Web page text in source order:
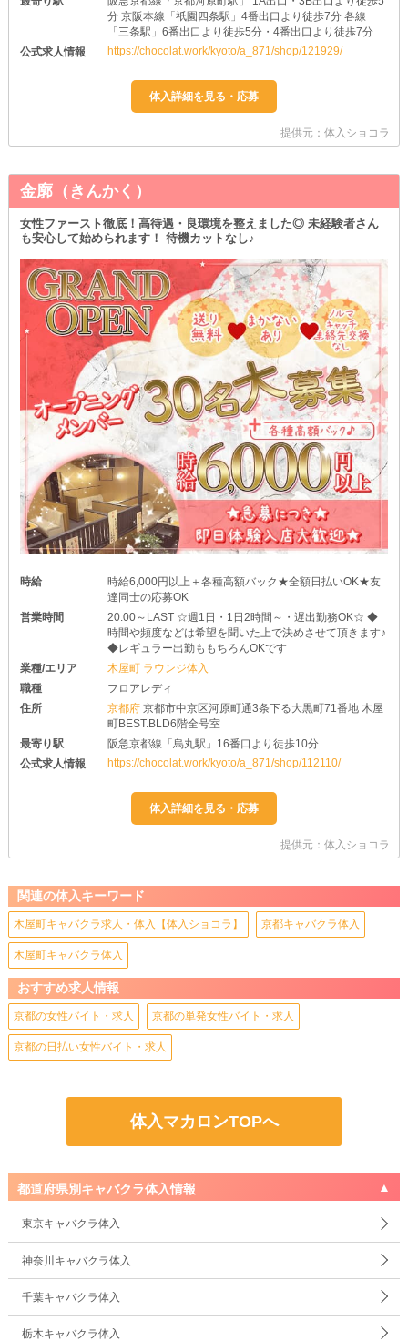
分 京阪本線「祇園四条駅」4番出口より徒歩7分 各線
「三条駅」6番出口より徒歩5分・4番出口より徒歩7分
公式求人情報
https://chocolat.work/kyoto/a_871/shop/121929/
提供元：体入ショコラ
金廓（きんかく）
女性ファースト徹底！高待遇・良環境を整えました◎ 未経験者さん
も安心して始められます！ 待機カットなし♪
時給
時給6,000円以上＋各種高額バック★全額日払いOK★友
達同士の応募OK
営業時間
20:00～LAST ☆週1日・1日2時間～・遅出勤務OK☆ ◆
時間や頻度などは希望を聞いた上で決めさせて頂きます♪
◆レギュラー出勤ももちろんOKです
業種/エリア
木屋町 ラウンジ体入
職種
フロアレディ
住所
京都府京都市中京区河原町通3条下る大黒町71番地 木屋
町BEST.BLD6階全号室
最寄り駅
阪急京都線「烏丸駅」16番口より徒歩10分
公式求人情報
https://chocolat.work/kyoto/a_871/shop/112110/
提供元：体入ショコラ
関連の体入キーワード
木屋町キャバクラ求人・体入【体入ショコラ】 京都キャバクラ体入
木屋町キャバクラ体入
おすすめ求人情報
京都の女性バイト・求人 京都の単発女性バイト・求人
京都の日払い女性バイト・求人
体入マカロンTOPへ
都道府県別キャバクラ体入情報
東京キャバクラ体入
神奈川キャバクラ体入
千葉キャバクラ体入
栃木キャバクラ体入